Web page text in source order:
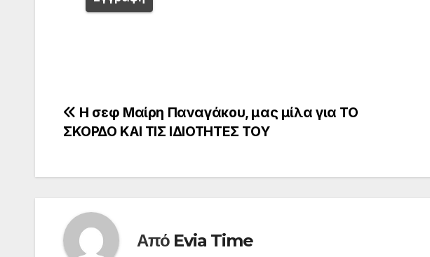
Πλοήγηση
Η σεφ Μαίρη Παναγάκου, μας μίλα για ΤΟ
ΣΚΟΡΔΟ ΚΑΙ ΤΙΣ ΙΔΙΟΤΗΤΕΣ ΤΟΥ
Από Evia Time